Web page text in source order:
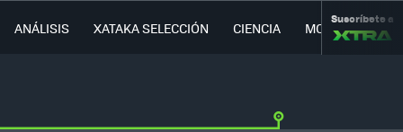
ANÁLISIS XATAKA SELECCIÓN CIENCIA MOVILIDAD
Suscríbete a